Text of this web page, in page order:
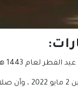
عيد الفطرلعام 1443 هـ الموافق 2022 م.